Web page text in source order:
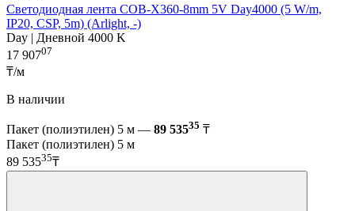
Светодиодная лента COB-X360-8mm 5V Day4000 (5 W/m,
IP20, CSP, 5m) (Arlight, -)
Day | Дневной 4000 K
17 90707
₸/м
В наличии
Пакет (полиэтилен) 5 м — 89 53535 ₸
Пакет (полиэтилен) 5 м
89 53535₸